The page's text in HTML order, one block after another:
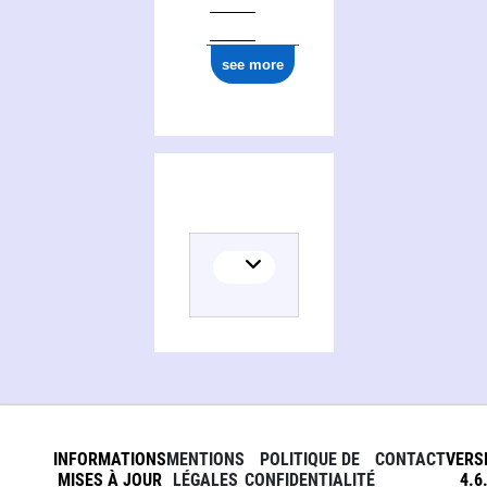
see more
INFORMATIONS
MISES À JOUR
MENTIONS
LÉGALES
POLITIQUE DE
CONFIDENTIALITÉ
CONTACT